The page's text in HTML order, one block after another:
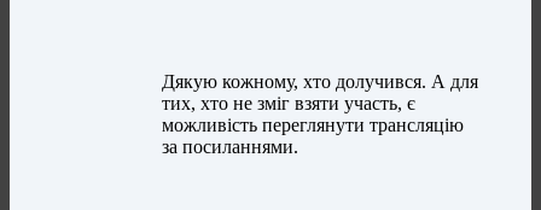
Дякую кожному, хто долучився. А для
тих, хто не зміг взяти участь, є
можливість переглянути трансляцію
за посиланнями.